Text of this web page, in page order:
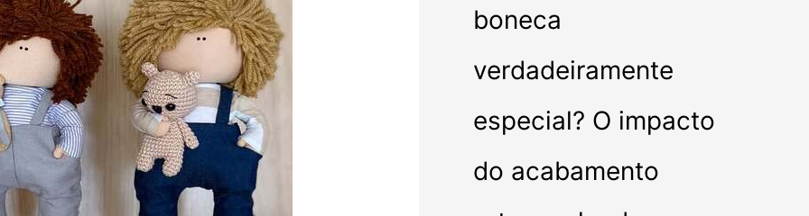
boneca
verdadeiramente
especial? O impacto
do acabamento